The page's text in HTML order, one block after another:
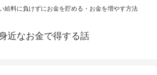
給料に負けずにお金を貯める・お金を増やす方法
近なお金で得する話